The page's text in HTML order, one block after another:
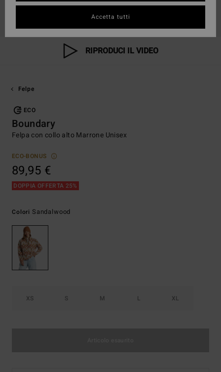
RIPRODUCI IL VIDEO
Felpe
ECO
Boundary
Felpa con collo alto Marrone Unisex
ECO-BONUS
89,95 €
DOPPIA OFFERTA 25%
Colori Sandalwood
XS S M L XL
Accetta tutti